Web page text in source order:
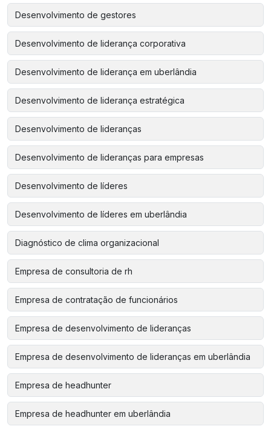
Desenvolvimento de gestores
Desenvolvimento de liderança corporativa
Desenvolvimento de liderança em uberlândia
Desenvolvimento de liderança estratégica
Desenvolvimento de lideranças
Desenvolvimento de lideranças para empresas
Desenvolvimento de líderes
Desenvolvimento de líderes em uberlândia
Diagnóstico de clima organizacional
Empresa de consultoria de rh
Empresa de contratação de funcionários
Empresa de desenvolvimento de lideranças
Empresa de desenvolvimento de lideranças em uberlândia
Empresa de headhunter
Empresa de headhunter em uberlândia